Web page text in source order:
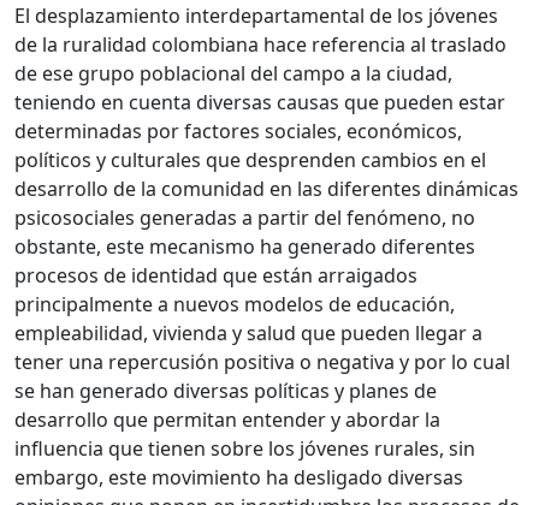
El desplazamiento interdepartamental de los jóvenes
de la ruralidad colombiana hace referencia al traslado
de ese grupo poblacional del campo a la ciudad,
teniendo en cuenta diversas causas que pueden estar
determinadas por factores sociales, económicos,
políticos y culturales que desprenden cambios en el
desarrollo de la comunidad en las diferentes dinámicas
psicosociales generadas a partir del fenómeno, no
obstante, este mecanismo ha generado diferentes
procesos de identidad que están arraigados
principalmente a nuevos modelos de educación,
empleabilidad, vivienda y salud que pueden llegar a
tener una repercusión positiva o negativa y por lo cual
se han generado diversas políticas y planes de
desarrollo que permitan entender y abordar la
influencia que tienen sobre los jóvenes rurales, sin
embargo, este movimiento ha desligado diversas